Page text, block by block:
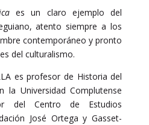
es un claro ejemplo del
atento siempre a los
contemporáneo y pronto
del culturalismo.
es profesor de Historia del
la Universidad Complutense
del Centro de Estudios
José Ortega y Gasset-